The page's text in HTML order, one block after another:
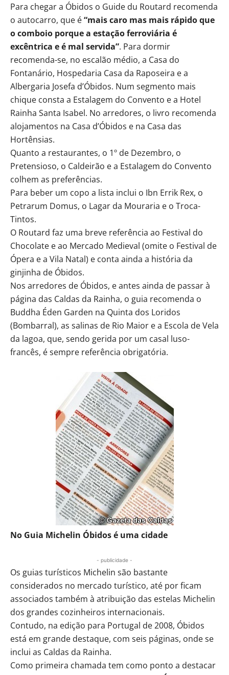
Para chegar a Óbidos o Guide du Routard recomenda
o autocarro, que é“mais caro mas mais rápido que
o comboio porque a estação ferroviária é
excêntrica e é mal servida”. Para dormir
recomenda-se, no escalão médio, a Casa do
Fontanário, Hospedaria Casa da Raposeira e a
Albergaria Josefa d’Óbidos. Num segmento mais
chique consta a Estalagem do Convento e a Hotel
Rainha Santa Isabel. No arredores, o livro recomenda
alojamentos na Casa d’Óbidos e na Casa das
Hortênsias.
Quanto a restaurantes, o 1º de Dezembro, o
Pretensioso, o Caldeirão e a Estalagem do Convento
colhem as preferências.
Para beber um copo a lista inclui o Ibn Errik Rex, o
Petrarum Domus, o Lagar da Mouraria e o Troca-
Tintos.
O Routard faz uma breve referência ao Festival do
Chocolate e ao Mercado Medieval (omite o Festival de
Ópera e a Vila Natal) e conta ainda a história da
ginjinha de Óbidos.
Nos arredores de Óbidos, e antes ainda de passar à
página das Caldas da Rainha, o guia recomenda o
Buddha Éden Garden na Quinta dos Loridos
(Bombarral), as salinas de Rio Maior e a Escola de Vela
da lagoa, que, sendo gerida por um casal luso-
francês, é sempre referência obrigatória.
No Guia Michelin Óbidos é uma cidade
- publicidade -
Os guias turísticos Michelin são bastante
considerados no mercado turístico, até por ficam
associados também à atribuição das estelas Michelin
dos grandes cozinheiros internacionais.
Contudo, na edição para Portugal de 2008, Óbidos
está em grande destaque, com seis páginas, onde se
inclui as Caldas da Rainha.
Como primeira chamada tem como ponto a destacar